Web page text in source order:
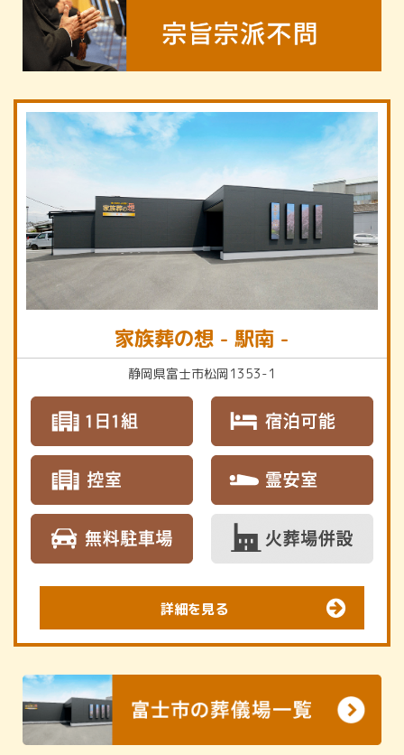
家族葬の想 - 駅南 -
静岡県富士市松岡1353-1
詳細を見る